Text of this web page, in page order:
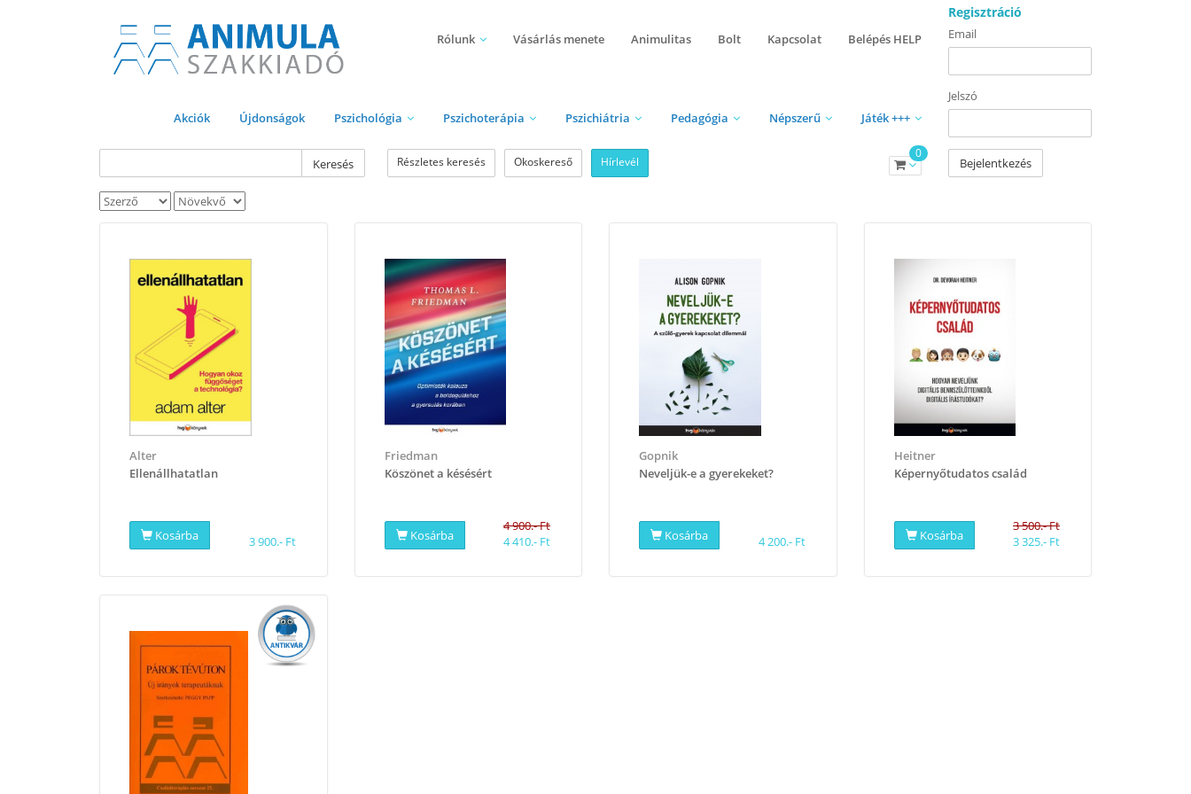
Rólunk Vásárlás menete Animulitas Bolt Kapcsolat Belépés HELP
Akciók Újdonságok Pszichológia Pszichoterápia Pszichiátria Pedagógia Népszerű Játék +++
Keresés Részletes keresés Okoskereső Hírlevél
0
Regisztráció
Email
Jelszó
Bejelentkezés
Alter
Ellenállhatatlan
Kosárba 3 900.- Ft
Friedman
​Köszönet a késésért
Kosárba
4 900.- Ft
4 410.- Ft
Gopnik
Neveljük-e a gyerekeket?
Kosárba 4 200.- Ft
Heitner
​Képernyőtudatos család
Kosárba
3 500.- Ft
3 325.- Ft